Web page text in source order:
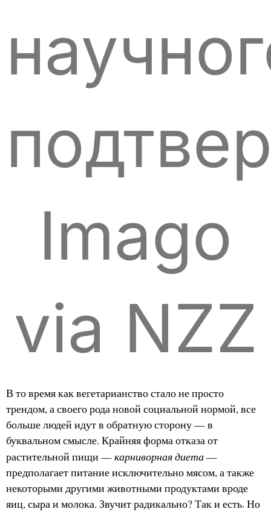
Imago
via NZZ
В то время как вегетарианство стало не просто
трендом, а своего рода новой социальной нормой, все
больше людей идут в обратную сторону — в
буквальном смысле. Крайняя форма отказа от
растительной пищи —карниворная диета—
предполагает питание исключительно мясом, а также
некоторыми другими животными продуктами вроде
яиц, сыра и молока. Звучит радикально? Так и есть. Но